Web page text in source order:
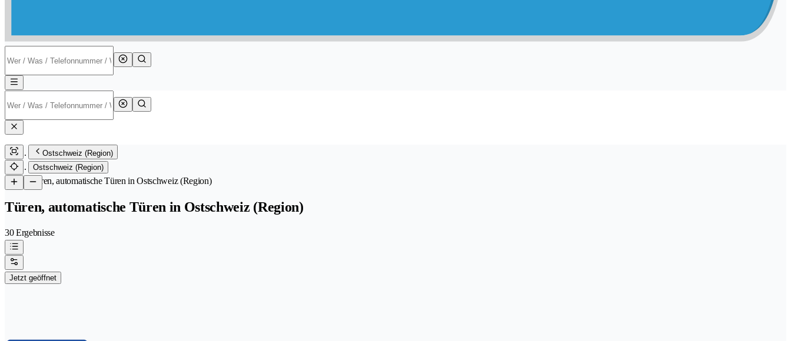
Ostschweiz (Region)
Ostschweiz (Region)
/Türen, automatische Türen in Ostschweiz (Region)
Türen, automatische Türen in Ostschweiz (Region)
30 Ergebnisse
Jetzt geöffnet